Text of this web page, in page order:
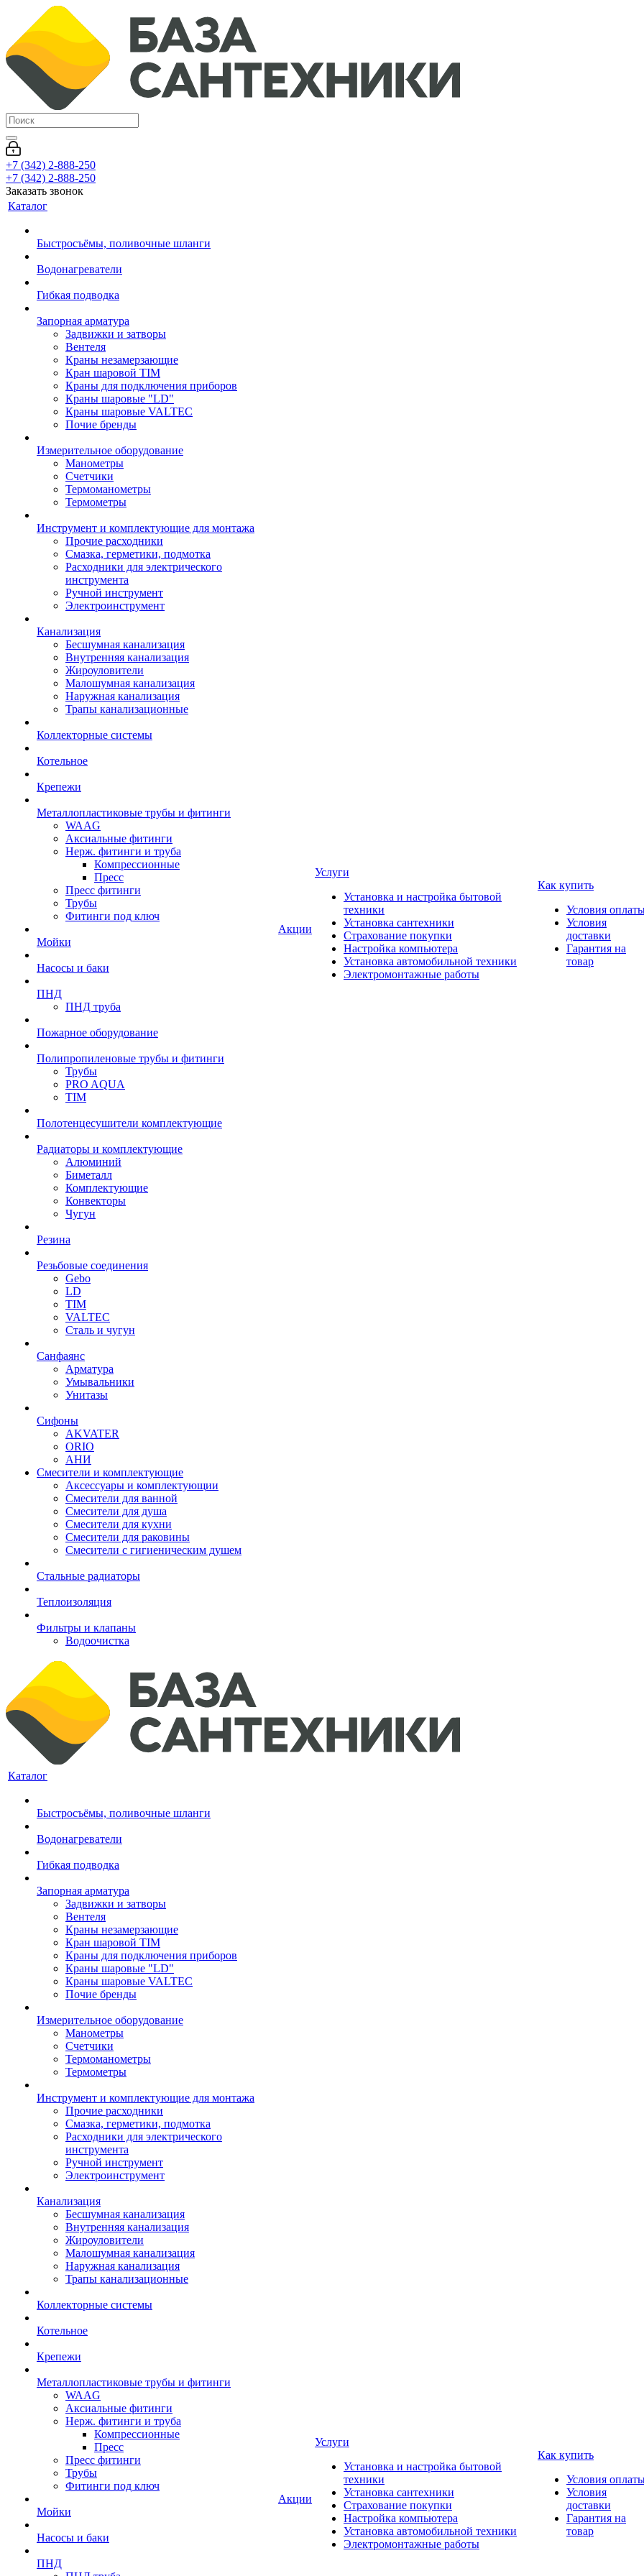
+7 (342) 2-888-250
+7 (342) 2-888-250
Заказать звонок
Каталог
Быстросъёмы, поливочные шланги
Водонагреватели
Гибкая подводка
Запорная арматура
Задвижки и затворы
Вентеля
Краны незамерзающие
Кран шаровой TIM
Краны для подключения приборов
Краны шаровые "LD"
Краны шаровые VALTEC
Почие бренды
Измерительное оборудование
Манометры
Счетчики
Термоманометры
Термометры
Инструмент и комплектующие для монтажа
Прочие расходники
Смазка, герметики, подмотка
Расходники для электрического
инструмента
Ручной инструмент
Электроинструмент
Канализация
Бесшумная канализация
Внутренняя канализация
Жироуловители
Малошумная канализация
Наружная канализация
Трапы канализационные
Коллекторные системы
Котельное
Крепежи
Металлопластиковые трубы и фитинги
WAAG
Аксиальные фитинги
Нерж. фитинги и труба
Компрессионные
Пресс
Пресс фитинги
Трубы
Фитинги под ключ
Мойки
Насосы и баки
ПНД
ПНД труба
Пожарное оборудование
Полипропиленовые трубы и фитинги
Трубы
PRO AQUA
TIM
Полотенцесушители комплектующие
Радиаторы и комплектующие
Алюминий
Биметалл
Комплектующие
Конвекторы
Чугун
Резина
Резьбовые соединения
Gebo
LD
TIM
VALTEC
Сталь и чугун
Санфаянс
Арматура
Умывальники
Унитазы
Сифоны
AKVATER
ORIO
АНИ
Смесители и комплектующие
Аксессуары и комплектующии
Смесители для ванной
Смесители для душа
Смесители для кухни
Смесители для раковины
Смесители с гигиеническим душем
Стальные радиаторы
Теплоизоляция
Фильтры и клапаны
Водоочистка
Акции
Услуги
Установка и настройка бытовой
техники
Установка сантехники
Страхование покупки
Настройка компьютера
Установка автомобильной техники
Электромонтажные работы
Как купить
Условия
Условия
доставки
Гарантия на
товар
Каталог
Быстросъёмы, поливочные шланги
Водонагреватели
Гибкая подводка
Запорная арматура
Задвижки и затворы
Вентеля
Краны незамерзающие
Кран шаровой TIM
Краны для подключения приборов
Краны шаровые "LD"
Краны шаровые VALTEC
Почие бренды
Измерительное оборудование
Манометры
Счетчики
Термоманометры
Термометры
Инструмент и комплектующие для монтажа
Прочие расходники
Смазка, герметики, подмотка
Расходники для электрического
инструмента
Ручной инструмент
Электроинструмент
Канализация
Бесшумная канализация
Внутренняя канализация
Жироуловители
Малошумная канализация
Наружная канализация
Трапы канализационные
Коллекторные системы
Котельное
Крепежи
Металлопластиковые трубы и фитинги
WAAG
Аксиальные фитинги
Нерж. фитинги и труба
Компрессионные
Пресс
Пресс фитинги
Трубы
Фитинги под ключ
Мойки
Насосы и баки
ПНД
Акции
Услуги
Установка и настройка бытовой
техники
Установка сантехники
Страхование покупки
Настройка компьютера
Установка автомобильной техники
Электромонтажные работы
Как купить
Условия
Условия
доставки
Гарантия на
товар